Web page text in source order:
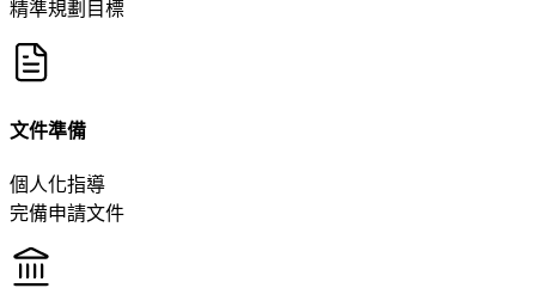
精準規劃目標
文件準備
個人化指導
完備申請文件